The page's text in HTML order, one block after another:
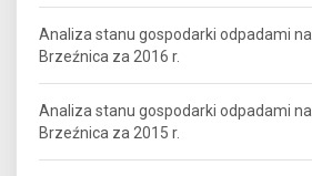
Analiza stanu gospodarki odpadami
Brzeźnica za 2016 r.
Analiza stanu gospodarki odpadami
Brzeźnica za 2015 r.